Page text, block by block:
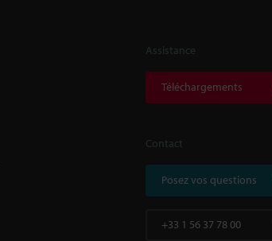
Assistance
Téléchargements
Contact
Posez vos questions
+33 1 56 37 78 00